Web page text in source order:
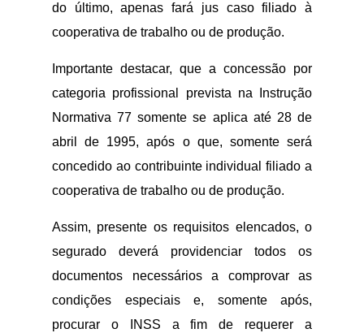
do último, apenas fará jus caso filiado à
cooperativa de trabalho ou de produção.
Importante destacar, que a concessão por
categoria profissional prevista na Instrução
Normativa 77 somente se aplica até 28 de
abril de 1995, após o que, somente será
concedido ao contribuinte individual filiado a
cooperativa de trabalho ou de produção.
Assim, presente os requisitos elencados, o
segurado deverá providenciar todos os
documentos necessários a comprovar as
condições especiais e, somente após,
procurar o INSS a fim de requerer a